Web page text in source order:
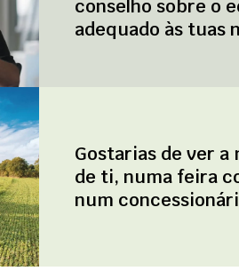
conselho sobre o
adequado às tuas
Gostarias de ver
de ti, numa feira
num